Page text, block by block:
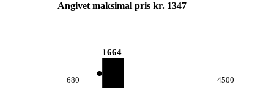
Angivet maksimal pris kr. 1347
680
1664
4500